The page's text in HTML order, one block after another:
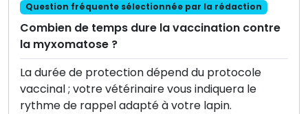
Question fréquente sélectionnée par la rédaction
Combien de temps dure la vaccination contre
la myxomatose ?
La durée de protection dépend du protocole
vaccinal ; votre vétérinaire vous indiquera le
rythme de rappel adapté à votre lapin.